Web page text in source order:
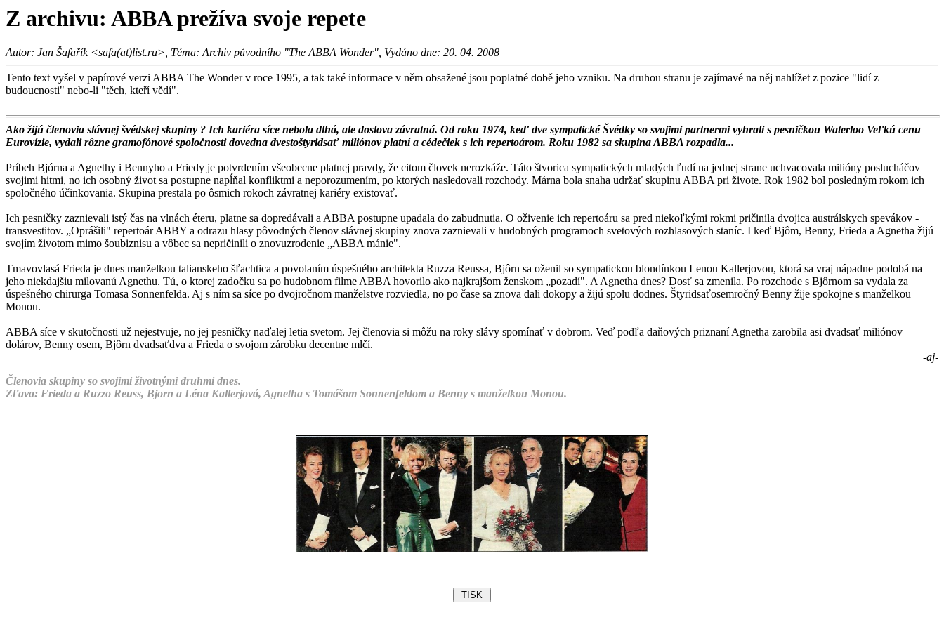
Z archivu: ABBA prežíva svoje repete
Autor: Jan Šafařík <safa(at)list.ru>, Téma: Archiv původního "The ABBA Wonder", Vydáno dne: 20. 04. 2008
Tento text vyšel v papírové verzi ABBA The Wonder v roce 1995, a tak také informace v něm obsažené jsou poplatné době jeho vzniku. Na druhou stranu je zajímavé na něj nahlížet z pozice "lidí z
budoucnosti" nebo-li "těch, kteří vědí".
Ako žijú členovia slávnej švédskej skupiny ? Ich kariéra síce nebola dlhá, ale doslova závratná. Od roku 1974, keď dve sympatické Švédky so svojimi partnermi vyhrali s pesničkou Waterloo Veľkú cenu
Eurovízie, vydali rôzne gramofónové spoločnosti dovedna dvestoštyridsať miliónov platní a cédečiek s ich repertoárom. Roku 1982 sa skupina ABBA rozpadla...
Príbeh Bjórna a Agnethy i Bennyho a Friedy je potvrdením vše­obecne platnej pravdy, že citom človek nerozkáže. Táto štvorica sympatických mladých ľudí na jednej strane uchvacovala milióny poslucháčov
svojimi hitmi, no ich osobný život sa postupne napĺňal konfliktmi a neporozumením, po ktorých nasledovali rozchody. Márna bola snaha udržať skupinu ABBA pri živote. Rok 1982 bol po­sledným rokom ich
spoločného účinkovania. Skupina prestala po ôsmich rokoch závratnej kariéry existovať.
Ich pesničky zaznievali istý čas na vlnách éteru, platne sa dopredávali a ABBA postupne upadala do zabudnutia. O oživenie ich re­pertoáru sa pred niekoľkými rok­mi pričinila dvojica austrálskych spevákov -
transvestitov. „Opráši­li" repertoár ABBY a odrazu hla­sy pôvodných členov slávnej sku­piny znova zaznievali v hudobných programoch svetových rozhla­sových staníc. I keď Bjôm, Ben­ny, Frieda a Agnetha žijú
svojím životom mimo šoubiznisu a vôbec sa nepričinili o znovuzrodenie „ABBA mánie".
Tmavovlasá Frieda je dnes man­želkou talianskeho šľachtica a po­volaním úspešného architekta Ruzza Reussa, Bjôrn sa oženil so sympatickou blondínkou Lenou Kallerjovou, ktorá sa vraj nápad­ne podobá na
jeho niekdajšiu mi­lovanú Agnethu. Tú, o ktorej za­dočku sa po hudobnom filme AB­BA hovorilo ako najkrajšom žen­skom „pozadí". A Agnetha dnes? Dosť sa zmenila. Po rozchode s Bjôrnom sa vydala za
úspešného chirurga Tomasa Sonnenfelda. Aj s ním sa síce po dvojročnom man­želstve rozviedla, no po čase sa znova dali dokopy a žijú spolu do­dnes. Štyridsaťosemročný Benny žije spokojne s manželkou
Monou.
ABBA síce v skutočnosti už ne­jestvuje, no jej pesničky naďalej letia svetom. Jej členovia si môžu na roky slávy spomínať v dobrom. Veď podľa daňových priznaní Ag­netha zarobila asi dvadsať milió­nov
dolárov, Benny osem, Bjôrn dvadsaťdva a Frieda o svojom zárobku decentne mlčí.
-aj-
Členovia skupiny so svojimi životnými druhmi dnes.
Zľava: Frieda a Ruzzo Reuss, Bjorn a Léna Kallerjová, Agnetha s Tomášom Sonnenfeldom a Benny s manželkou Monou.